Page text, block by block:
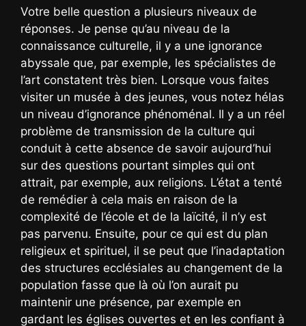
Votre belle question a plusieurs niveaux de
réponses. Je pense qu’au niveau de la
connaissance culturelle, il y a une ignorance
abyssale que, par exemple, les spécialistes de
l’art constatent très bien. Lorsque vous faites
visiter un musée à des jeunes, vous notez hélas
un niveau d’ignorance phénoménal. Il y a un réel
problème de transmission de la culture qui
conduit à cette absence de savoir aujourd’hui
sur des questions pourtant simples qui ont
attrait, par exemple, aux religions. L’état a tenté
de remédier à cela mais en raison de la
complexité de l’école et de la laïcité, il n’y est
pas parvenu. Ensuite, pour ce qui est du plan
religieux et spirituel, il se peut que l’inadaptation
des structures ecclésiales au changement de la
population fasse que là où l’on aurait pu
maintenir une présence, par exemple en
gardant les églises ouvertes et en les confiant à